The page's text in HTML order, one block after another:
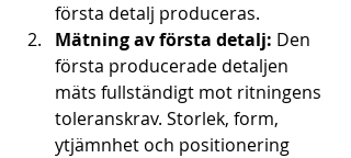
första detalj produceras.
Mätning av första detalj: Den
första producerade detaljen
mäts fullständigt mot ritningens
toleranskrav. Storlek, form,
ytjämnhet och positionering